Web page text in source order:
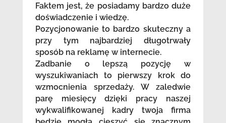
Faktem jest, że posiadamy bardzo duże
doświadczenie i wiedzę.
Pozycjonowanie to bardzo skuteczny a
przy tym najbardziej długotrwały
sposób na reklamę w internecie.
Zadbanie o lepszą pozycję w
wyszukiwaniach to pierwszy krok do
wzmocnienia sprzedaży. W zaledwie
parę miesięcy dzięki pracy naszej
wykwalifikowanej kadry twoja firma